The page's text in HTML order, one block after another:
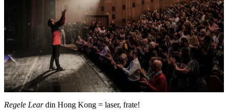
Regele Leardin Hong Kong = laser, frate!